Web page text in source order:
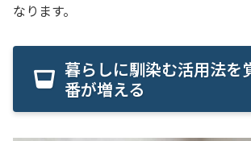
なります。
暮らしに馴染む活用法を
番が増える